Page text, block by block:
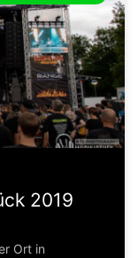
2019
Ort in